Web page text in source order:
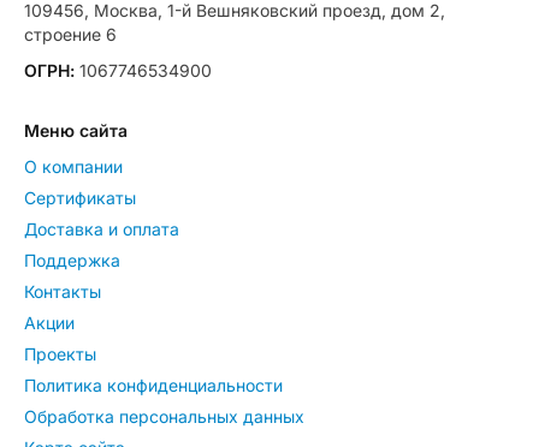
109456, Москва, 1-й Вешняковский проезд, дом 2,
строение 6
ОГРН: 1067746534900
Меню сайта
О компании
Сертификаты
Доставка и оплата
Поддержка
Контакты
Акции
Проекты
Политика конфиденциальности
Обработка персональных данных